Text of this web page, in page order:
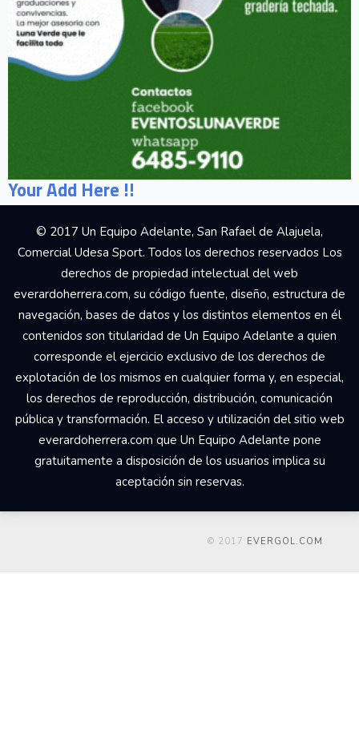
Your Add Here !!
© 2017 Un Equipo Adelante, San Rafael de Alajuela,
Comercial Udesa Sport. Todos los derechos reservados Los
derechos de propiedad intelectual del web
everardoherrera.com, su código fuente, diseño, estructura de
navegación, bases de datos y los distintos elementos en él
contenidos son titularidad de Un Equipo Adelante a quien
corresponde el ejercicio exclusivo de los derechos de
explotación de los mismos en cualquier forma y, en especial,
los derechos de reproducción, distribución, comunicación
pública y transformación. El acceso y utilización del sitio web
everardoherrera.com que Un Equipo Adelante pone
gratuitamente a disposición de los usuarios implica su
aceptación sin reservas.
© 2017 EVERGOL.COM